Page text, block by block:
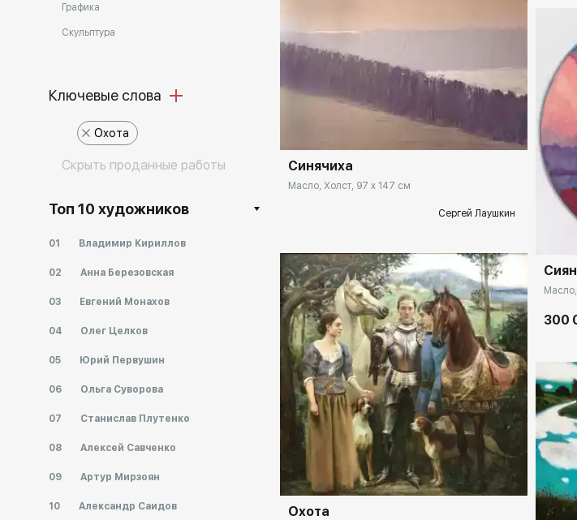
Графика
Скульптура
Ключевые слова
Охота
Cкрыть проданные работы
Топ 10 художников
01 Владимир Кириллов
02 Анна Березовская
03 Евгений Монахов
04 Олег Целков
05 Юрий Первушин
06 Ольга Суворова
07 Станислав Плутенко
08 Алексей Савченко
09 Артур Мирзоян
10 Александр Саидов
Домен: rakovgallery.ru
Синячиха
Масло, Холст, 97 x 147 см
Сергей Лаушкин
Домен: rakovgallery.ru
Охота
300